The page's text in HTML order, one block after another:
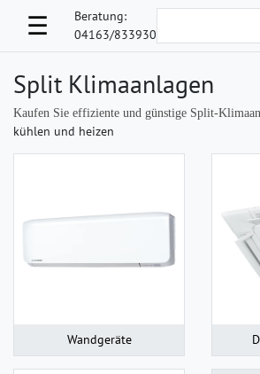
☰
Beratung:
04163/833930
Split Klimaanlagen
Kaufen Sie effiziente und günstige Split-
kühlen und heizen
Wandgeräte